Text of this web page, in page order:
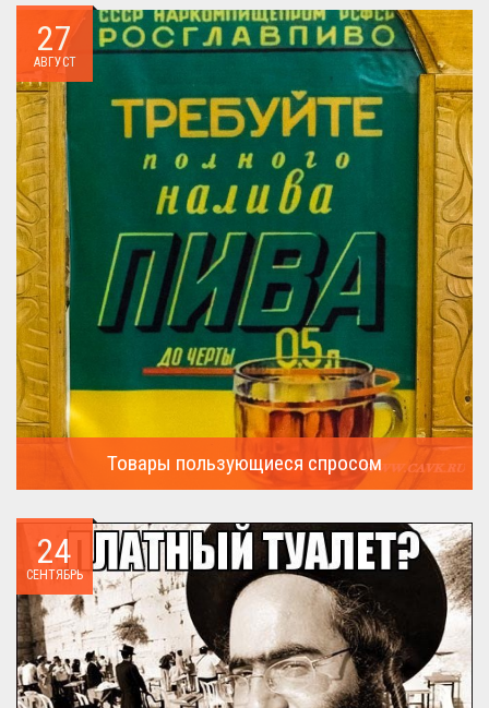
27
АВГУСТ
Товары пользующиеся спросом
24
СЕНТЯБРЬ